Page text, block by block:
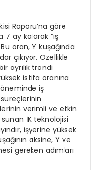
Raporu’na göre
7 ay kalarak “iş
oran, Y kuşağında
çıkıyor. Özellikle
ayrılık trendi
istifa oranına
iş
verimli ve etkin
İK teknolojisi
işyerine yüksek
aksine, Y ve
gereken adımları